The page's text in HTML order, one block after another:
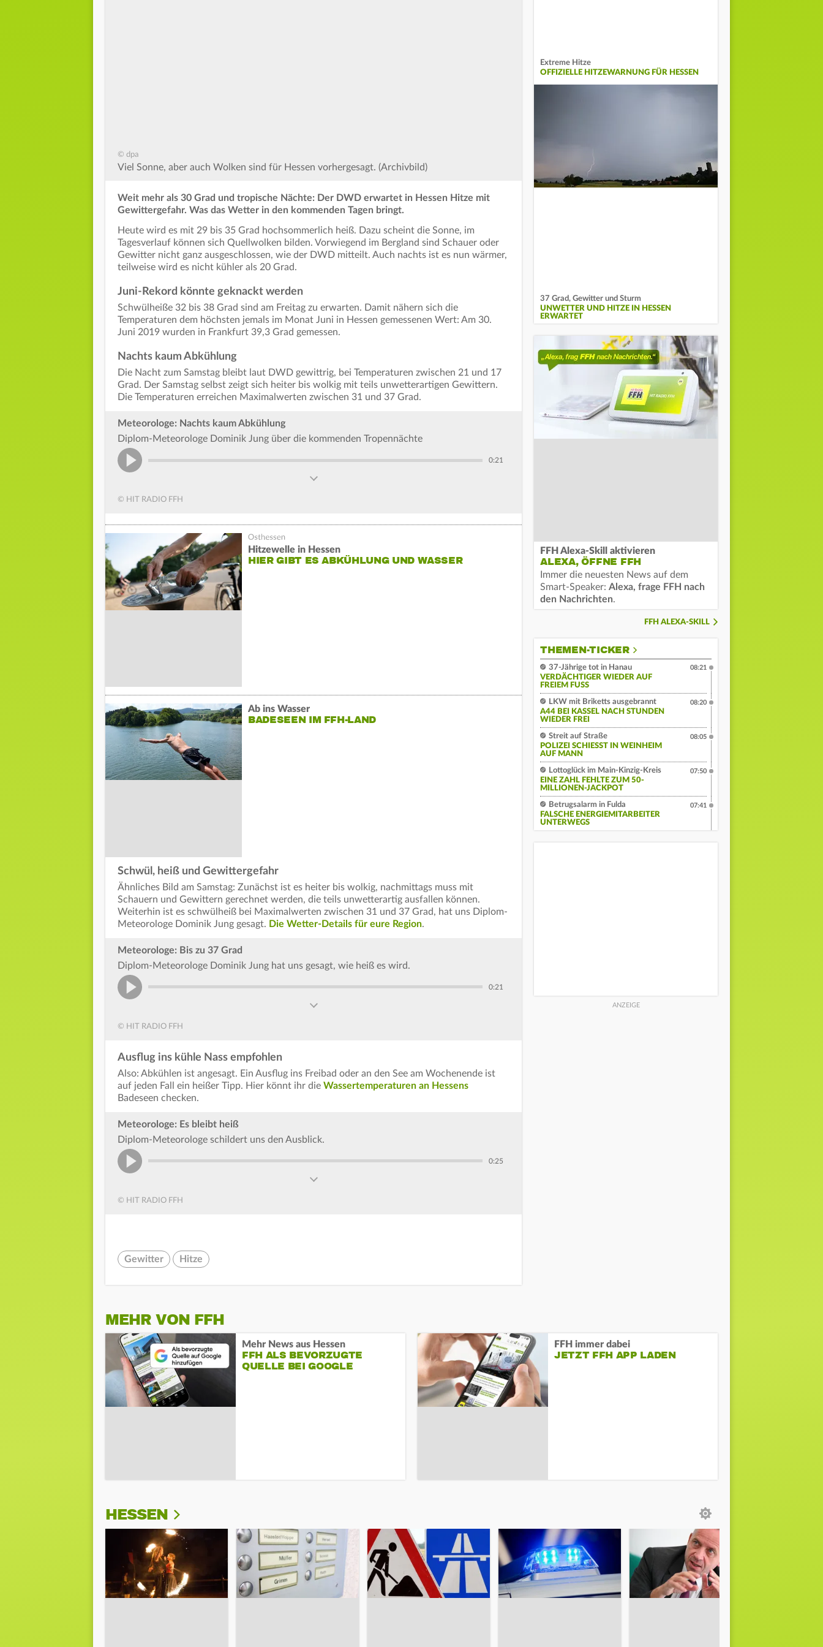
© dpa
Viel Sonne, aber auch Wolken sind für Hessen vorhergesagt. (Archivbild)
Weit mehr als 30 Grad und tropische Nächte: Der DWD erwartet in Hessen Hitze mit
Gewittergefahr. Was das Wetter in den kommenden Tagen bringt.
Heute wird es mit 29 bis 35 Grad hochsommerlich heiß. Dazu scheint die Sonne, im
Tagesverlauf können sich Quellwolken bilden. Vorwiegend im Bergland sind Schauer oder
Gewitter nicht ganz ausgeschlossen, wie der DWD mitteilt. Auch nachts ist es nun wärmer,
teilweise wird es nicht kühler als 20 Grad.
Juni-Rekord könnte geknackt werden
Schwülheiße 32 bis 38 Grad sind am Freitag zu erwarten. Damit nähern sich die
Temperaturen dem höchsten jemals im Monat Juni in Hessen gemessenen Wert: Am 30.
Juni 2019 wurden in Frankfurt 39,3 Grad gemessen.
Nachts kaum Abkühlung
Die Nacht zum Samstag bleibt laut DWD gewittrig, bei Temperaturen zwischen 21 und 17
Grad. Der Samstag selbst zeigt sich heiter bis wolkig mit teils unwetterartigen Gewittern.
Die Temperaturen erreichen Maximalwerten zwischen 31 und 37 Grad.
Meteorologe: Nachts kaum Abkühlung
Diplom-Meteorologe Dominik Jung über die kommenden Tropennächte
0:21
© HIT RADIO FFH
Hitzewelle in Hessen
HIER GIBT ES ABKÜHLUNG UND WASSER
Ab ins Wasser
BADESEEN IM FFH-LAND
Schwül, heiß und Gewittergefahr
Ähnliches Bild am Samstag: Zunächst ist es heiter bis wolkig, nachmittags muss mit
Schauern und Gewittern gerechnet werden, die teils unwetterartig ausfallen können.
Weiterhin ist es schwülheiß bei Maximalwerten zwischen 31 und 37 Grad, hat uns Diplom-
Meteorologe Dominik Jung gesagt. Die Wetter-Details für eure Region.
Meteorologe: Bis zu 37 Grad
Diplom-Meteorologe Dominik Jung hat uns gesagt, wie heiß es wird.
0:21
© HIT RADIO FFH
Ausflug ins kühle Nass empfohlen
Also: Abkühlen ist angesagt. Ein Ausflug ins Freibad oder an den See am Wochenende ist
auf jeden Fall ein heißer Tipp. Hier könnt ihr die Wassertemperaturen an Hessens
Badeseen checken.
Meteorologe: Es bleibt heiß
Diplom-Meteorologe schildert uns den Ausblick.
0:25
© HIT RADIO FFH
Gewitter Hitze
Extreme Hitze
OFFIZIELLE HITZEWARNUNG FÜR HESSEN
37 Grad, Gewitter und Sturm
UNWETTER UND HITZE IN HESSEN
ERWARTET
FFH Alexa-Skill aktivieren
ALEXA, ÖFFNE FFH
Immer die neuesten News auf dem
Smart-Speaker: Alexa, frage FFH nach
den Nachrichten.
FFH ALEXA-SKILL
THEMEN-TICKER
37-Jährige tot in Hanau
VERDÄCHTIGER WIEDER AUF
FREIEM FUSS
08:21
LKW mit Briketts ausgebrannt
A44 BEI KASSEL NACH STUNDEN
WIEDER FREI
08:20
Streit auf Straße
POLIZEI SCHIESST IN WEINHEIM A
UF MANN
08:05
Lottoglück im Main-Kinzig-Kreis
EINE ZAHL FEHLTE ZUM 50-
MILLIONEN-JACKPOT
07:50
Betrugsalarm in Fulda
FALSCHE ENERGIEMITARBEITER
UNTERWEGS
07:41
MEHR VON FFH
Mehr News aus Hessen
FFH ALS BEVORZUGTE
QUELLE BEI GOOGLE
FFH immer dabei
JETZT FFH APP LADEN
HESSEN